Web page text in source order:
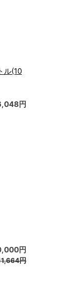
ル(10
円
円
円